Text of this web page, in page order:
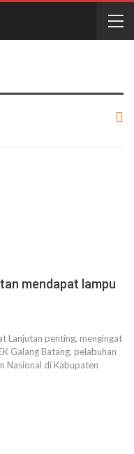
mendapat lampu
Lanjutan penting, mengingat
Galang Batang, pelabuhan
Nasional di Kabupaten